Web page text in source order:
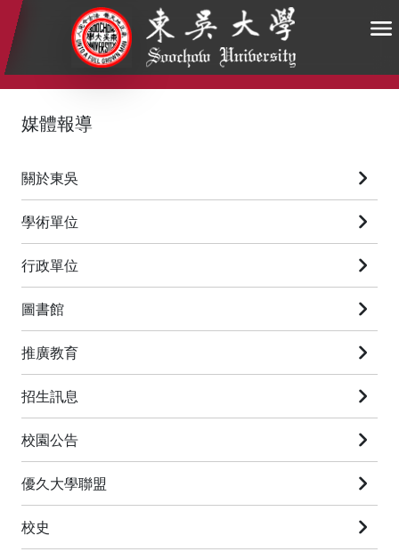
:::
媒體報導
關於東吳
學術單位
行政單位
圖書館
推廣教育
招生訊息
校園公告
優久大學聯盟
校史